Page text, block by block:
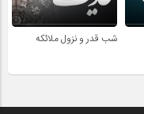
شب قدر و نزول ملائکه